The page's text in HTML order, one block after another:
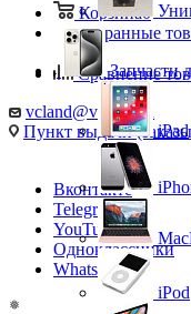
Корзина0
Избранные
Сравнение
vcland@vcland.ru
Пункт выдачи
Вконтакте
Telegram
YouTube
Одноклассники
WhatsApp
❅
Запчасти
iPad
iPod